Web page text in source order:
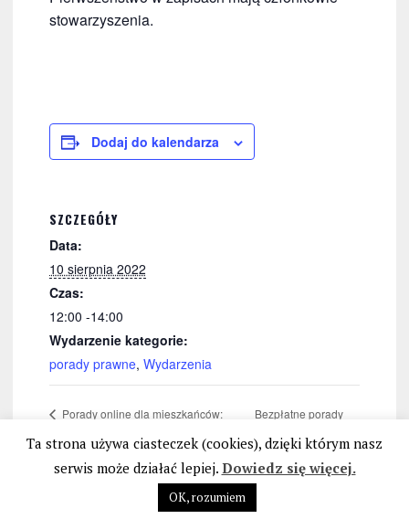
stowarzyszenia.
Dodaj do kalendarza
SZCZEGÓŁY
Data:
10 sierpnia 2022
Czas:
12:00 -14:00
Wydarzenie kategorie:
porady prawne, Wydarzenia
Porady online dla mieszkańców:
Bezpłatne porady
dla Katowic
Ta strona używa ciasteczek (cookies), dzięki którym nasz
serwis może działać lepiej. Dowiedz się więcej.
OK, rozumiem